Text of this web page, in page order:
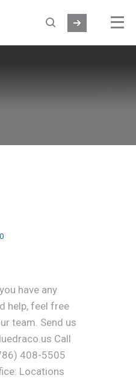
0
have any
help, feel free
team. Send us
Call
408-5505
Locations